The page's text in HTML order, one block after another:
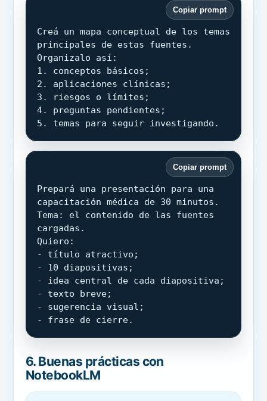
Copiar prompt
Creá un mapa conceptual de los temas
principales de estas fuentes.
Organizalo así:
1. conceptos básicos;
2. aplicaciones clínicas;
3. riesgos o límites;
4. preguntas pendientes;
5. temas para seguir investigando.
Copiar prompt
Prepará una presentación para una
capacitación médica de 30 minutos.
Tema: el contenido de las fuentes
cargadas.
Quiero:
- título atractivo;
- 10 diapositivas;
- idea central de cada diapositiva;
- texto breve;
- sugerencia visual;
- frase de cierre.
6. Buenas prácticas con
NotebookLM